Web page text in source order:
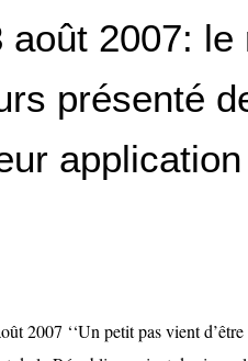
2007: le
présenté
2007 ‘‘Un petit pas vient